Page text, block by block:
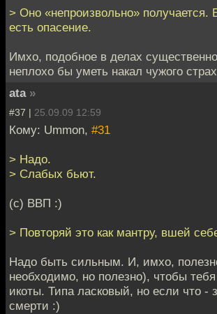
> Оно «непроизвольно»
есть опасение.
Имхо, подобное в делах
неплохо бы уметь накал чужого
ata »
#37 | 25.09.09 12:59
Кому: Ummon, #31
> Надо.
> Слабых бьют.
(с) ВВП :)
> Повторяй это как мантру, вшей
Надо быть сильным. И, имхо,
необходимо, но полезно), чтобы
икоты. Типа ласковый, но если что -
смерти :)